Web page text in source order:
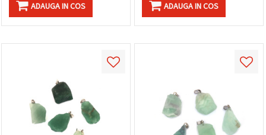
ADAUGA IN COS ADAUGA IN COS